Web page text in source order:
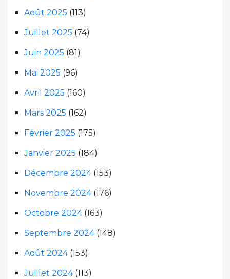
Août 2025 (113)
Juillet 2025 (74)
Juin 2025 (81)
Mai 2025 (96)
Avril 2025 (160)
Mars 2025 (162)
Février 2025 (175)
Janvier 2025 (184)
Décembre 2024(153)
Novembre 2024(176)
Octobre 2024(163)
Septembre 2024(148)
Août 2024(153)
Juillet 2024(113)